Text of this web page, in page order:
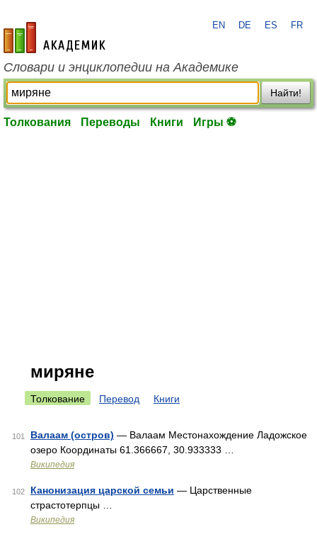
academic.ru
EN DE ES FR
Словари и энциклопедии на Академике
Найти!
Толкования Переводы Книги Игры ⚽
миряне
Толкование Перевод Книги
101 Валаам (остров) — Валаам Местонахождение Ладожское
озеро Координаты 61.366667, 30.933333 …
Википедия
102 Канонизация царской семьи — Царственные
страстотерпцы …
Википедия